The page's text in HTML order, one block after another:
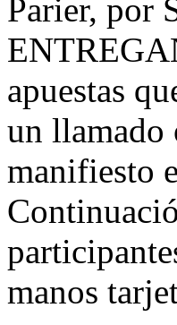
Parier, por
apuestas
un llamado
manifiesto
manos